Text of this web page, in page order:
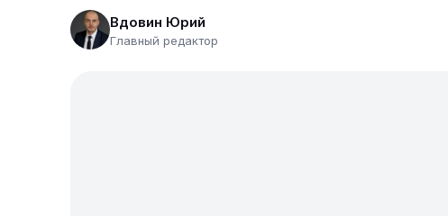
Вдовин Юрий
Главный редактор